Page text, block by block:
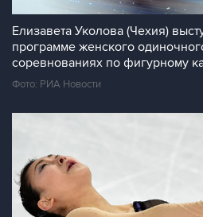
Елизавета Уколова (Чехия)
программе женского
соревнованиях по фигурному
Фото: РИА Новости